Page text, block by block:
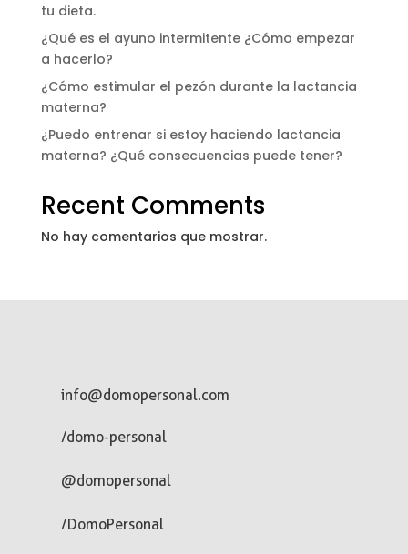
tu dieta.
¿Qué es el ayuno intermitente ¿Cómo empezar
a hacerlo?
¿Cómo estimular el pezón durante la lactancia
materna?
¿Puedo entrenar si estoy haciendo lactancia
materna? ¿Qué consecuencias puede tener?
Recent Comments
No hay comentarios que mostrar.
info@domopersonal.com
/domo-personal
@domopersonal
/DomoPersonal